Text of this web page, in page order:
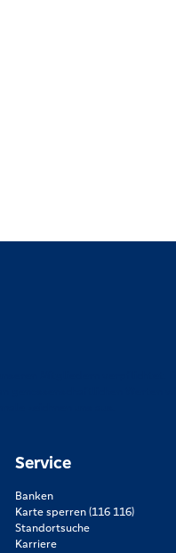
Service
Banken
Karte sperren (116 116)
Standortsuche
Karriere